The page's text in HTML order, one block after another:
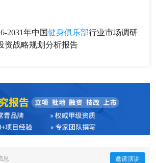
2031年中国健身俱乐部行业市场调研
资战略规划分析报告
息 邀请演讲